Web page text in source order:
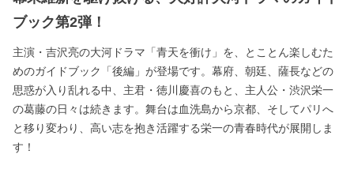
ブック第2弾！
主演・吉沢亮の大河ドラマ「青天を衝け」を、とことん楽しむた
めのガイドブック「後編」が登場です。幕府、朝廷、薩長などの
思惑が入り乱れる中、主君・徳川慶喜のもと、主人公・渋沢栄一
の葛藤の日々は続きます。舞台は血洗島から京都、そしてパリへ
と移り変わり、高い志を抱き活躍する栄一の青春時代が展開しま
す！